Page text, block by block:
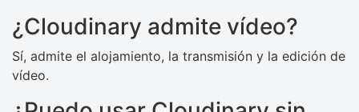
¿Cloudinary admite vídeo?
Sí, admite el alojamiento, la transmisión y la edición de
vídeo.